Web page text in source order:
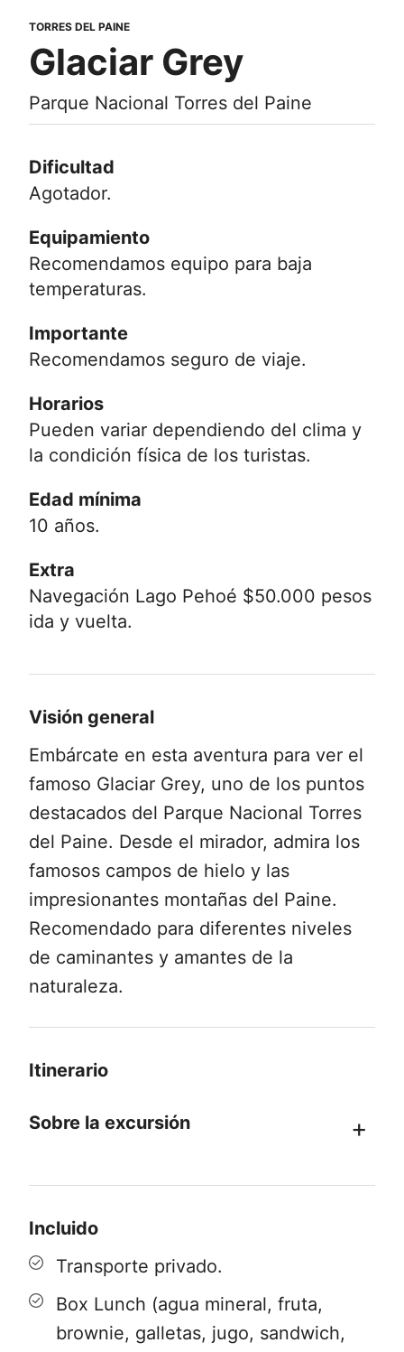
TORRES DEL PAINE
Glaciar Grey
Parque Nacional Torres del Paine
Dificultad
Agotador.
Equipamiento
Recomendamos equipo para baja
temperaturas.
Importante
Recomendamos seguro de viaje.
Horarios
Pueden variar dependiendo del clima y
la condición física de los turistas.
Edad mínima
10 años.
Extra
Navegación Lago Pehoé $50.000 pesos
ida y vuelta.
Visión general
Embárcate en esta aventura para ver el
famoso Glaciar Grey, uno de los puntos
destacados del Parque Nacional Torres
del Paine. Desde el mirador, admira los
famosos campos de hielo y las
impresionantes montañas del Paine.
Recomendado para diferentes niveles
de caminantes y amantes de la
naturaleza.
Itinerario
Sobre la excursión
dirigirnos hacia el sector de Pudeto para
cruzar el Lago Pehoé en un catamarán
(no incluido en la tarifa
)*, hacia el
refugio Paine Grande. Desde allí
Incluido
Transporte privado.
Box Lunch (agua mineral, fruta,
brownie, galletas, jugo, sandwich,